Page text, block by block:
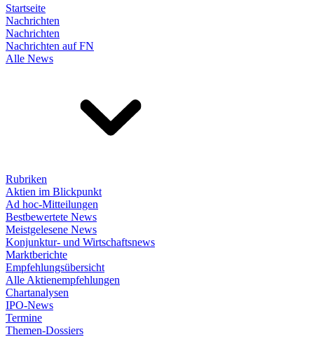
Startseite
Nachrichten
Nachrichten
Nachrichten auf FN
Alle News
Rubriken
Aktien im Blickpunkt
Ad hoc-Mitteilungen
Bestbewertete News
Meistgelesene News
Konjunktur- und Wirtschaftsnews
Marktberichte
Empfehlungsübersicht
Alle Aktienempfehlungen
Chartanalysen
IPO-News
Termine
Themen-Dossiers